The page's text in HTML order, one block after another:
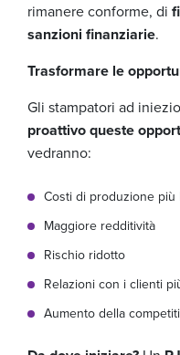
rimanere conforme, di
sanzioni finanziarie.
Trasformare le
Gli stampatori ad
proattivo queste
vedranno:
Costi di produzione più
Maggiore redditività
Rischio ridotto
Relazioni con i clienti
Aumento della